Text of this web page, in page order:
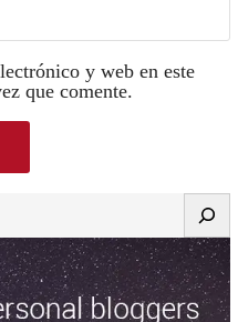
y web en este
que comente.